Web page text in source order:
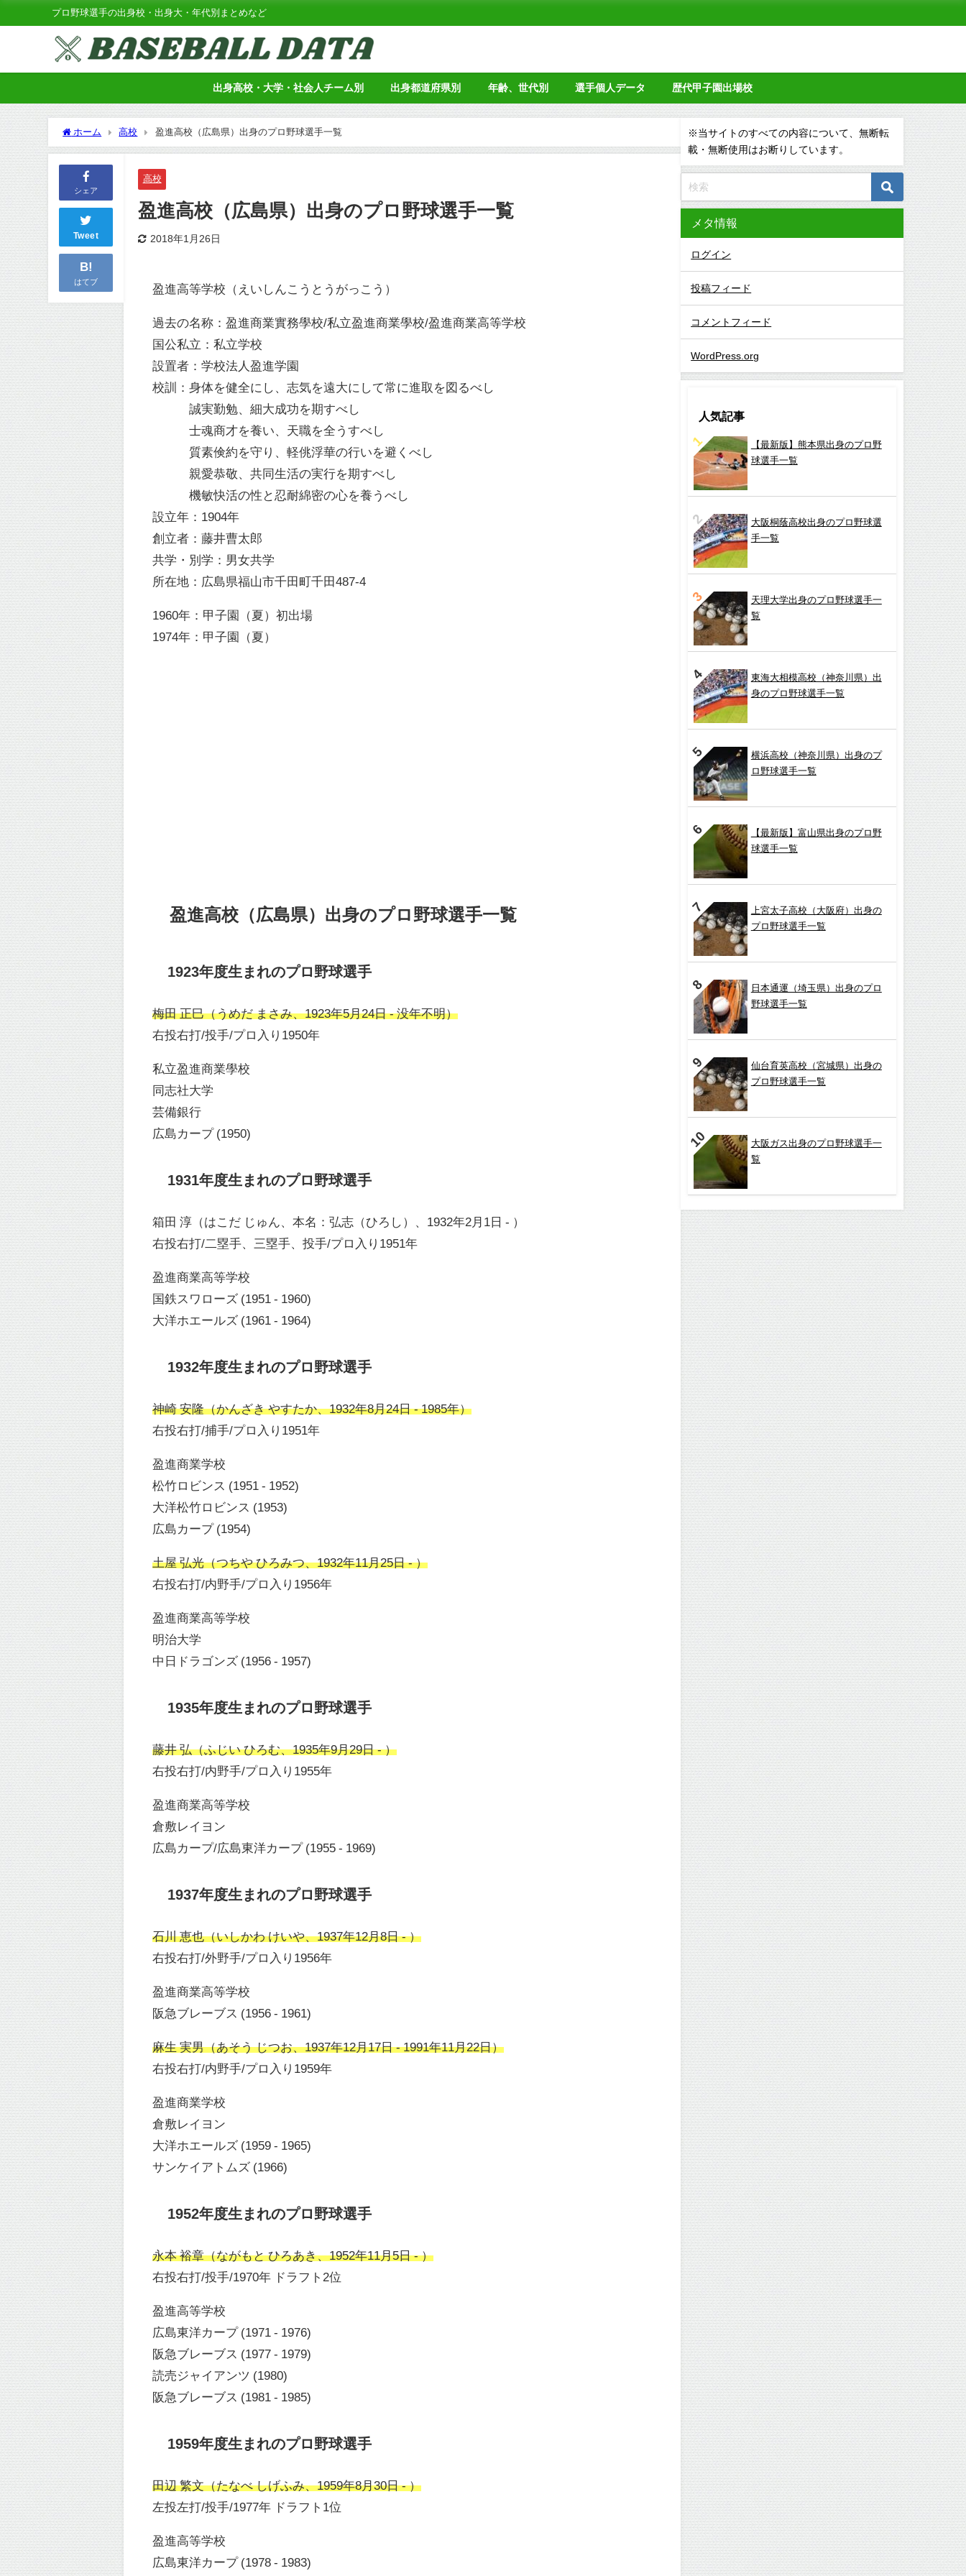
プロ野球選手の出身校・出身大・年代別まとめなど
出身高校・大学・社会人チーム別 出身都道府県別 年齢、世代別 選手個人データ 歴代甲子園出場校
ホーム 高校 盈進高校（広島県）出身のプロ野球選手一覧
シェア
Tweet
B!
はてブ
高校
盈進高校（広島県）出身のプロ野球選手一覧
2018年1月26日
盈進高等学校（えいしんこうとうがっこう）
過去の名称：盈進商業實務學校/私立盈進商業學校/盈進商業高等学校
国公私立：私立学校
設置者：学校法人盈進学園
校訓：身体を健全にし、志気を遠大にして常に進取を図るべし
誠実勤勉、細大成功を期すべし
士魂商才を養い、天職を全うすべし
質素倹約を守り、軽佻浮華の行いを避くべし
親愛恭敬、共同生活の実行を期すべし
機敏快活の性と忍耐綿密の心を養うべし
設立年：1904年
創立者：藤井曹太郎
共学・別学：男女共学
所在地：広島県福山市千田町千田487-4
1960年：甲子園（夏）初出場
1974年：甲子園（夏）
盈進高校（広島県）出身のプロ野球選手一覧
1923年度生まれのプロ野球選手
梅田 正巳（うめだ まさみ、1923年5月24日 - 没年不明）
右投右打/投手/プロ入り1950年
私立盈進商業學校
同志社大学
芸備銀行
広島カープ (1950)
1931年度生まれのプロ野球選手
箱田 淳（はこだ じゅん、本名：弘志（ひろし）、1932年2月1日 - ）
右投右打/二塁手、三塁手、投手/プロ入り1951年
盈進商業高等学校
国鉄スワローズ (1951 - 1960)
大洋ホエールズ (1961 - 1964)
1932年度生まれのプロ野球選手
神崎 安隆（かんざき やすたか、1932年8月24日 - 1985年）
右投右打/捕手/プロ入り1951年
盈進商業学校
松竹ロビンス (1951 - 1952)
大洋松竹ロビンス (1953)
広島カープ (1954)
土屋 弘光（つちや ひろみつ、1932年11月25日 - ）
右投右打/内野手/プロ入り1956年
盈進商業高等学校
明治大学
中日ドラゴンズ (1956 - 1957)
1935年度生まれのプロ野球選手
藤井 弘（ふじい ひろむ、1935年9月29日 - ）
右投右打/内野手/プロ入り1955年
盈進商業高等学校
倉敷レイヨン
広島カープ/広島東洋カープ (1955 - 1969)
1937年度生まれのプロ野球選手
石川 恵也（いしかわ けいや、1937年12月8日 - ）
右投右打/外野手/プロ入り1956年
盈進商業高等学校
阪急ブレーブス (1956 - 1961)
麻生 実男（あそう じつお、1937年12月17日 - 1991年11月22日）
右投右打/内野手/プロ入り1959年
盈進商業学校
倉敷レイヨン
大洋ホエールズ (1959 - 1965)
サンケイアトムズ (1966)
1952年度生まれのプロ野球選手
永本 裕章（ながもと ひろあき、1952年11月5日 - ）
右投右打/投手/1970年 ドラフト2位
盈進高等学校
広島東洋カープ (1971 - 1976)
阪急ブレーブス (1977 - 1979)
読売ジャイアンツ (1980)
阪急ブレーブス (1981 - 1985)
1959年度生まれのプロ野球選手
田辺 繁文（たなべ しげふみ、1959年8月30日 - ）
左投左打/投手/1977年 ドラフト1位
盈進高等学校
広島東洋カープ (1978 - 1983)
※当サイトのすべての内容について、無断転
載・無断使用はお断りしています。
メタ情報
ログイン
投稿フィード
コメントフィード
WordPress.org
人気記事
【最新版】熊本県出身のプロ野
球選手一覧
大阪桐蔭高校出身のプロ野球選
手一覧
天理大学出身のプロ野球選手一
覧
東海大相模高校（神奈川県）出
身のプロ野球選手一覧
横浜高校（神奈川県）出身のプ
ロ野球選手一覧
【最新版】富山県出身のプロ野
球選手一覧
上宮太子高校（大阪府）出身の
プロ野球選手一覧
日本通運（埼玉県）出身のプロ
野球選手一覧
仙台育英高校（宮城県）出身の
プロ野球選手一覧
大阪ガス出身のプロ野球選手一
覧